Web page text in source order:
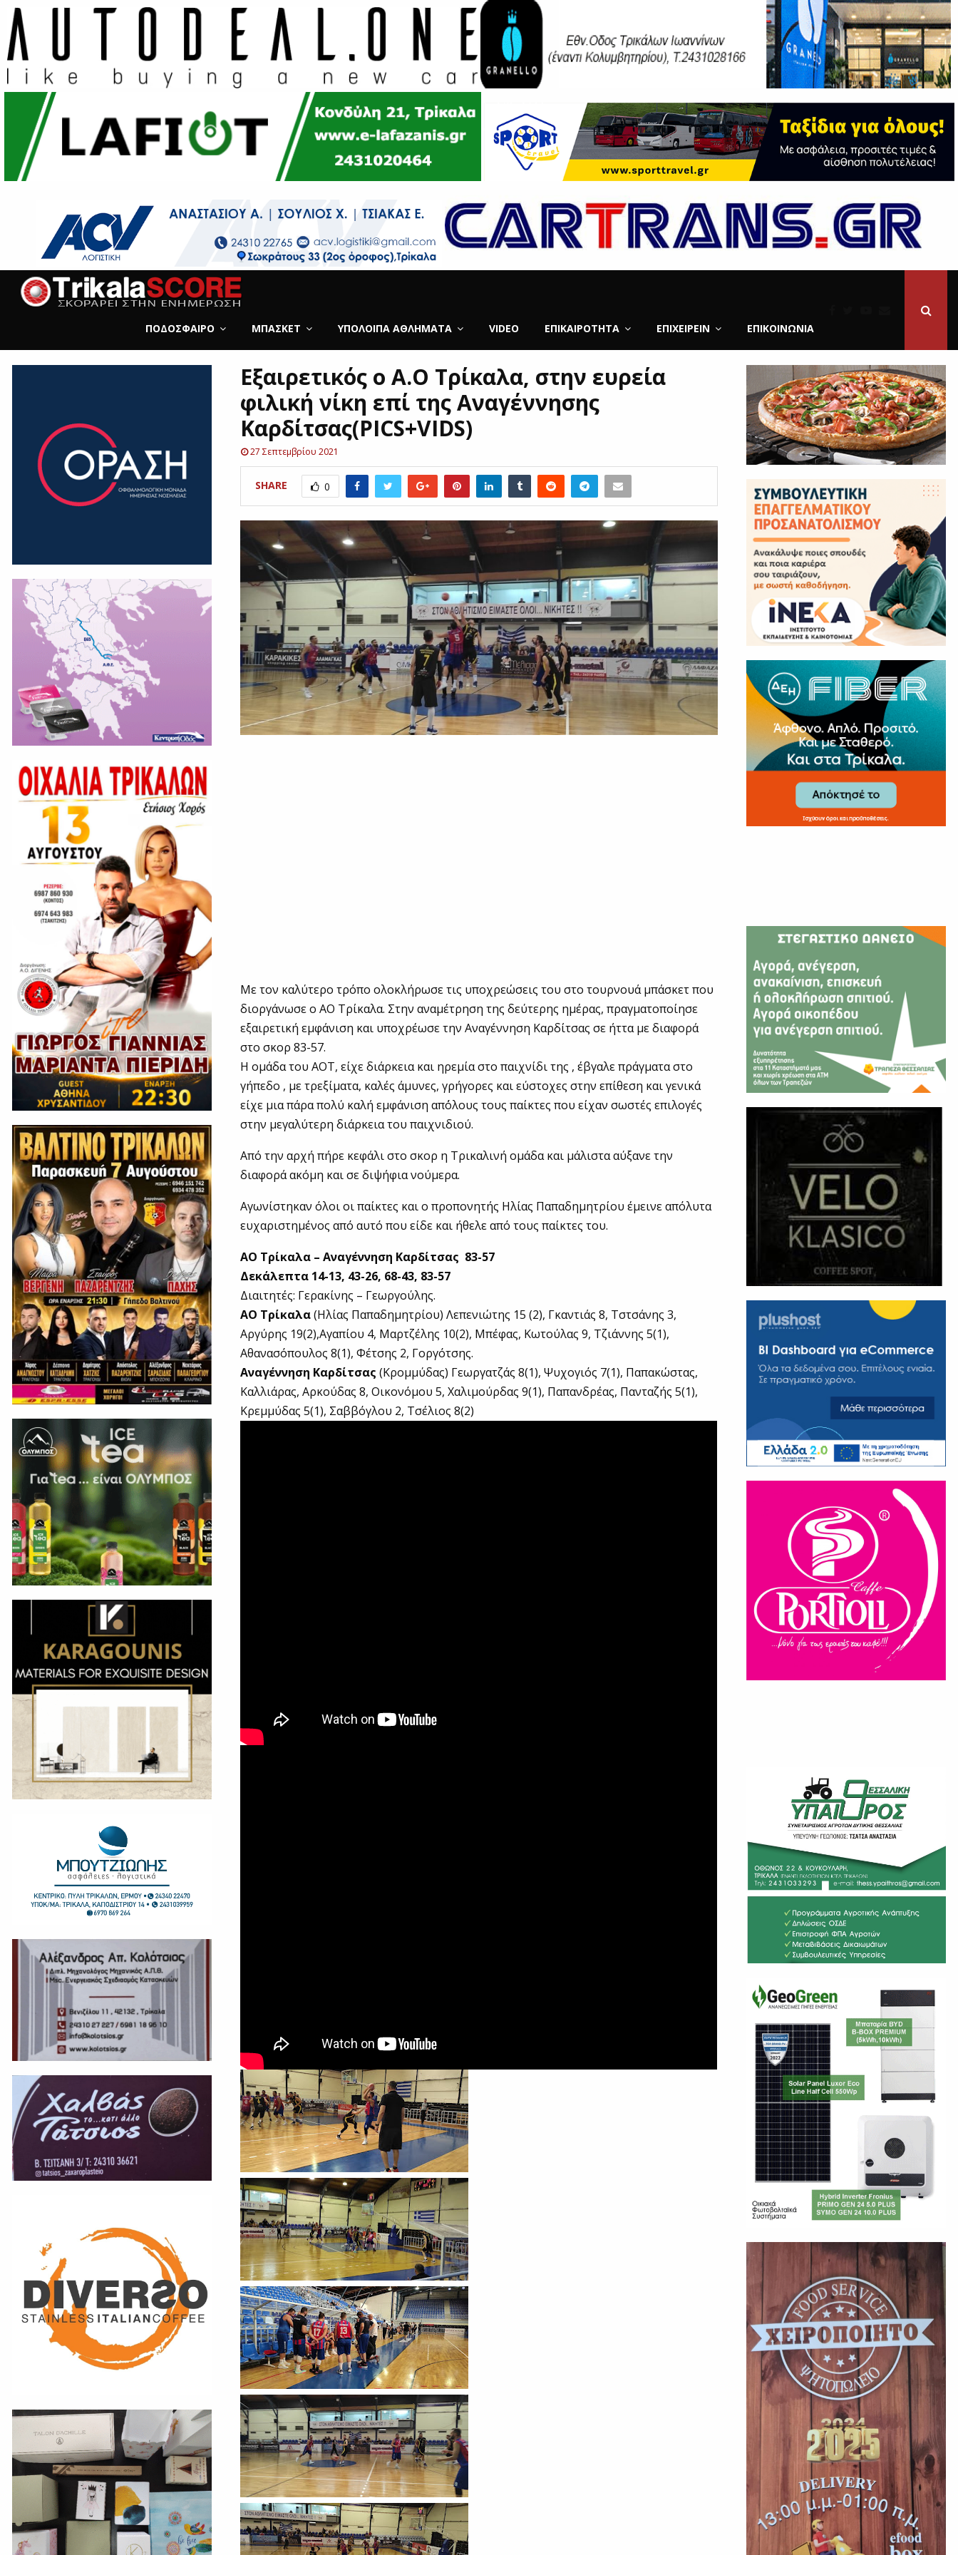
ΠΟΔΌΣΦΑΙΡΟ ΜΠΆΣΚΕΤ ΥΠΌΛΟΙΠΑ ΑΘΛΉΜΑΤΑ VIDEO ΕΠΙΚΑΙΡΌΤΗΤΑ ΕΠΙΧΕΙΡΕΙΝ ΕΠΙΚΟΙΝΩΝΊΑ
Εξαιρετικός ο Α.Ο Τρίκαλα, στην ευρεία
φιλική νίκη επί της Αναγέννησης
Καρδίτσας(PICS+VIDS)
27 Σεπτεμβρίου 2021
SHARE 0
Με τον καλύτερο τρόπο ολοκλήρωσε τις υποχρεώσεις του στο τουρνουά μπάσκετ που
διοργάνωσε ο ΑΟ Τρίκαλα. Στην αναμέτρηση της δεύτερης ημέρας, πραγματοποίησε
εξαιρετική εμφάνιση και υποχρέωσε την Αναγέννηση Καρδίτσας σε ήττα με διαφορά
στο σκορ 83-57.
Η ομάδα του AOT, είχε διάρκεια και ηρεμία στο παιχνίδι της , έβγαλε πράγματα στο
γήπεδο , με τρεξίματα, καλές άμυνες, γρήγορες και εύστοχες στην επίθεση και γενικά
είχε μια πάρα πολύ καλή εμφάνιση απ΄όλους τους παίκτες που είχαν σωστές επιλογές
στην μεγαλύτερη διάρκεια του παιχνιδιού.
Από την αρχή πήρε κεφάλι στο σκορ η Τρικαλινή ομάδα και μάλιστα αύξανε την
διαφορά ακόμη και σε διψήφια νούμερα.
Αγωνίστηκαν όλοι οι παίκτες και ο προπονητής Ηλίας Παπαδημητρίου έμεινε απόλυτα
ευχαριστημένος από αυτό που είδε και ήθελε από τους παίκτες του.
ΑΟ Τρίκαλα – Αναγέννηση Καρδίτσας 83-57
Δεκάλεπτα 14-13, 43-26, 68-43, 83-57
Διαιτητές: Γερακίνης – Γεωργούλης.
ΑΟ Τρίκαλα(Ηλίας Παπαδημητρίου) Λεπενιώτης 15 (2), Γκαντιάς 8, Τστσάνης 3,
Αργύρης 19(2),Αγαπίου 4, Μαρτζέλης 10(2), Μπέφας, Κωτούλας 9, Τζιάννης 5(1),
Αθανασόπουλος 8(1), Φέτσης 2, Γοργότσης.
Αναγέννηση Καρδίτσας (Κρομμύδας) Γεωργατζάς 8(1), Ψυχογιός 7(1), Παπακώστας,
Καλλιάρας, Αρκούδας 8, Οικονόμου 5, Χαλιμούρδας 9(1), Παπανδρέας, Πανταζής 5(1),
Κρεμμύδας 5(1), Σαββόγλου 2, Τσέλιος 8(2)